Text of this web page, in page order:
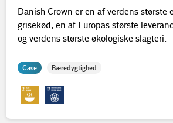
Danish Crown er en af verdens største
grisekød, en af Europas største
og verdens største økologiske slagteri.
Case Bæredygtighed